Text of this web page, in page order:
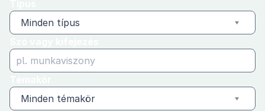
Minden típus
Minden témakör